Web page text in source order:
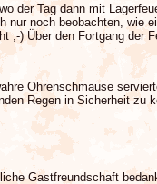
Tag dann mit
noch beobachten, wie
) Über den Fortgang der
Ohrenschmause
Regen in Sicherheit zu
Gastfreundschaft